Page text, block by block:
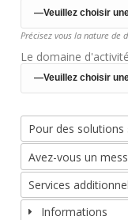
Précisez vous la nature de
Le domaine d'activité
Pour des
Avez-vous un
Services
Informations